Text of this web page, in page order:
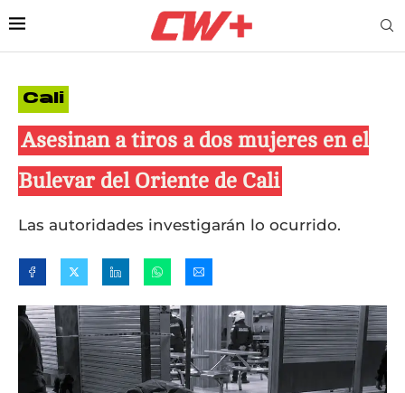
Cali
Asesinan a tiros a dos mujeres en el
Bulevar del Oriente de Cali
Las autoridades investigarán lo ocurrido.